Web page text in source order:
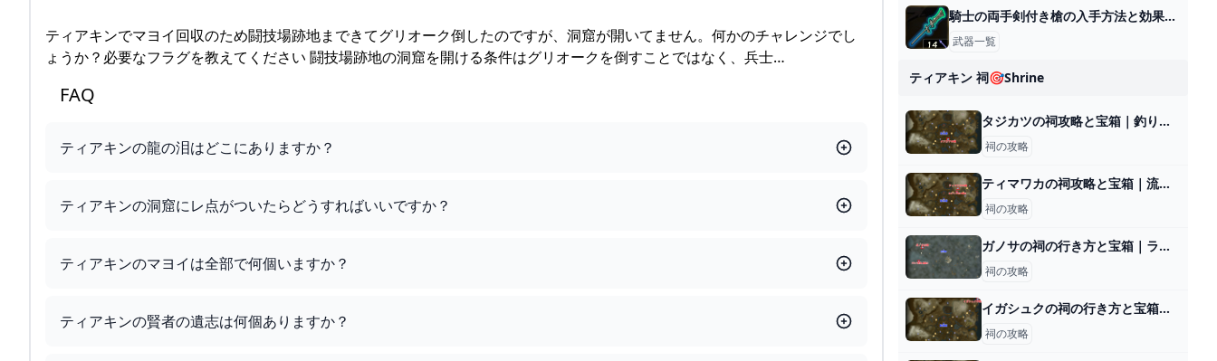
ティアキンでマヨイ回収のため闘技場跡地まできてグリオーク倒したのですが、洞窟が開いてません。何かのチャレンジでし
ょうか？必要なフラグを教えてください 闘技場跡地の洞窟を開ける条件はグリオークを倒すことではなく、兵士…
FAQ
ティアキンの龍の泪はどこにありますか？
ティアキンの洞窟にレ点がついたらどうすればいいですか？
ティアキンのマヨイは全部で何個いますか？
ティアキンの賢者の遺志は何個ありますか？
騎士の両手剣付き槍の入手方法と効果性能
武器一覧
ティアキン 祠🎯shrine
タジカツの祠攻略と宝箱｜釣り合うかたち
祠の攻略
ティマワカの祠攻略と宝箱｜流れに逆らって
祠の攻略
ガノサの祠の行き方と宝箱｜ラウルの祝福
祠の攻略
イガシュクの祠の行き方と宝箱｜ラウルの祝福
祠の攻略